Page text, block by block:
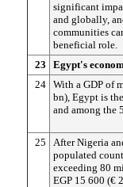
significant
and globally,
communities
beneficial role.
23
Egypt's
24 With a GDP of
bn), Egypt is
and among the
25
After Nigeria
populated
exceeding 80
EGP 15 600 (€